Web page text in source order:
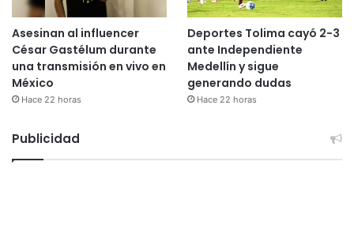
Asesinan al influencer
César Gastélum durante
una transmisión en vivo en
México
Hace 22 horas
Deportes Tolima cayó 2-3
ante Independiente
Medellín y sigue
generando dudas
Hace 22 horas
Publicidad